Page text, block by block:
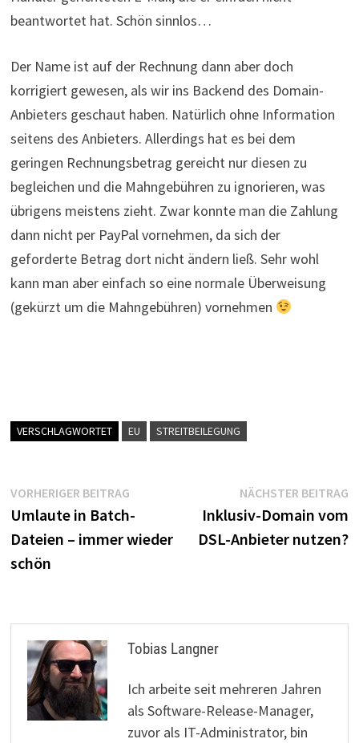
beantwortet hat. Schön sinnlos…
Der Name ist auf der Rechnung dann aber doch
korrigiert gewesen, als wir ins Backend des Domain-
Anbieters geschaut haben. Natürlich ohne Information
seitens des Anbieters. Allerdings hat es bei dem
geringen Rechnungsbetrag gereicht nur diesen zu
begleichen und die Mahngebühren zu ignorieren, was
übrigens meistens zieht. Zwar konnte man die Zahlung
dann nicht per PayPal vornehmen, da sich der
geforderte Betrag dort nicht ändern ließ. Sehr wohl
kann man aber einfach so eine normale Überweisung
(gekürzt um die Mahngebühren) vornehmen
VERSCHLAGWORTET EU STREITBEILEGUNG
Beitragsnavigation
VORHERIGER BEITRAGVorheriger
Beitrag:
Umlaute in Batch-
Dateien – immer wieder
schön
NÄCHSTER BEITRAG
Inklusiv-Domain vom
DSL-Anbieter nutzen?
Tobias Langner
Ich arbeite seit mehreren Jahren
als Software-Release-Manager,
zuvor als IT-Administrator, bin